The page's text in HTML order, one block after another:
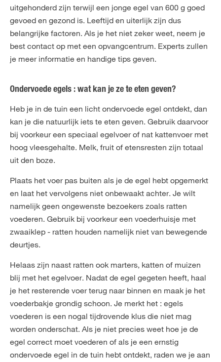
uitgehonderd zijn terwijl een jonge egel van 600 g goed
gevoed en gezond is. Leeftijd en uiterlijk zijn dus
belangrijke factoren. Als je het niet zeker weet, neem je
best contact op met een opvangcentrum. Experts zullen
je meer informatie en handige tips geven.
Ondervoede egels : wat kan je ze te eten geven?
Heb je in de tuin een licht ondervoede egel ontdekt, dan
kan je die natuurlijk iets te eten geven. Gebruik daarvoor
bij voorkeur een speciaal egelvoer of nat kattenvoer met
hoog vleesgehalte. Melk, fruit of etensresten zijn totaal
uit den boze.
Plaats het voer pas buiten als je de egel hebt opgemerkt
en laat het vervolgens niet onbewaakt achter. Je wilt
namelijk geen ongewenste bezoekers zoals ratten
voederen. Gebruik bij voorkeur een voederhuisje met
zwaaiklep - ratten houden namelijk niet van bewegende
deurtjes.
Helaas zijn naast ratten ook marters, katten of muizen
blij met het egelvoer. Nadat de egel gegeten heeft, haal
je het resterende voer terug naar binnen en maak je het
voederbakje grondig schoon. Je merkt het : egels
voederen is een nogal tijdrovende klus die niet mag
worden onderschat. Als je niet precies weet hoe je de
egel correct moet voederen of als je een ernstig
ondervoede egel in de tuin hebt ontdekt, raden we je aan